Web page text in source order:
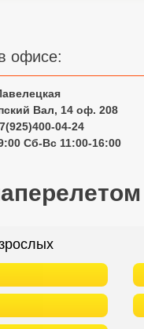
офисе:
Вал, 14 оф. 208
04-24
Сб-Вс 11:00-16:00